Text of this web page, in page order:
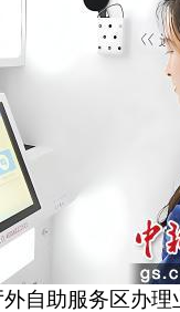
自助服务区办理